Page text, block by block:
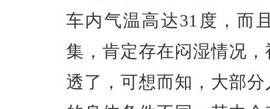
车内气温高达31度，而
集，肯定存在闷湿情况
透了，可想而知，大部